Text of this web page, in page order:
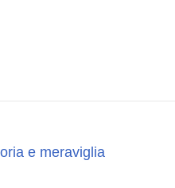
e meraviglia